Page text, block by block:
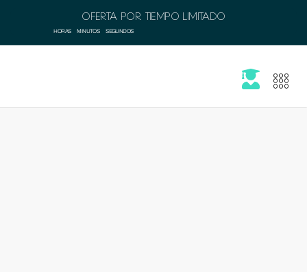
OFERTA POR TIEMPO LIMITADO
HORAS MINUTOS SEGUNDOS